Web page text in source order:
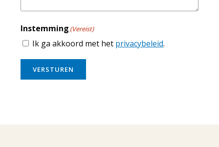
Instemming (Vereist)
Ik ga akkoord met het privacybeleid.
VERSTUREN